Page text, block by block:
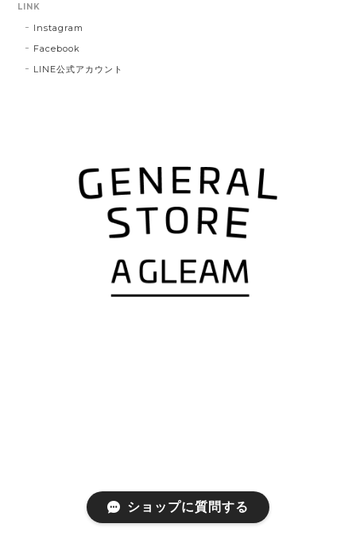
LINK
Instagram
Facebook
LINE公式アカウント
ショップに質問する